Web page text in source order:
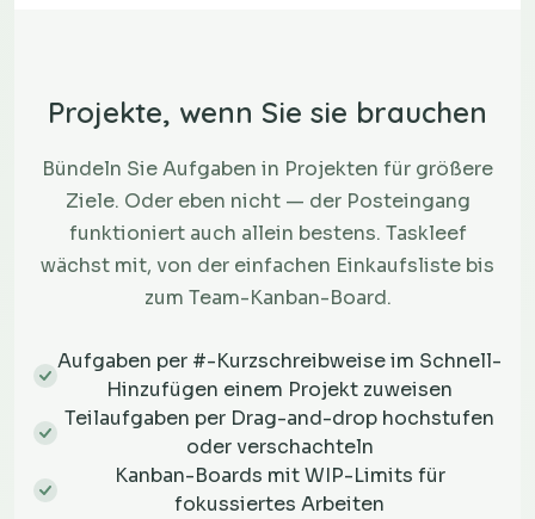
Projekte, wenn Sie sie brauchen
Bündeln Sie Aufgaben in Projekten für größere
Ziele. Oder eben nicht — der Posteingang
funktioniert auch allein bestens. Taskleef
wächst mit, von der einfachen Einkaufsliste bis
zum Team-Kanban-Board.
Aufgaben per #-Kurzschreibweise im Schnell-
Hinzufügen einem Projekt zuweisen
Teilaufgaben per Drag-and-drop hochstufen
oder verschachteln
Kanban-Boards mit WIP-Limits für
fokussiertes Arbeiten